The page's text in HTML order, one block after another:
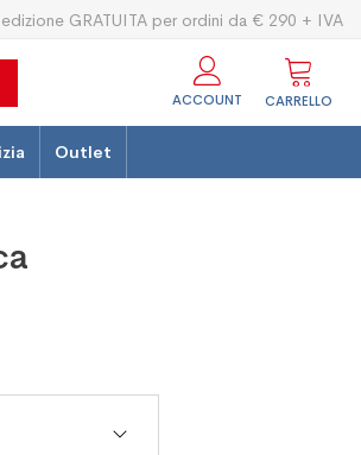
GRATUITA per ordini da € 290 + IVA
ACCOUNT CARRELLO
Outlet